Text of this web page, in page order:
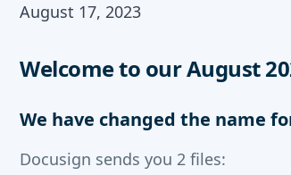
August 17, 2023
Welcome to our August
We have changed the name
Docusign sends you 2 files: